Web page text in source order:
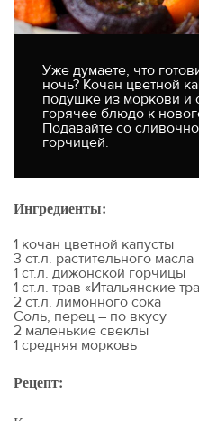
Уже думаете, что
ночь? Кочан цветной
подушке из моркови и
горячее блюдо к
Подавайте со
горчицей.
Ингредиенты:
1 кочан цветной капусты
3 ст.л. растительного масла
1 ст.л. дижонской горчицы
1 ст.л. трав «Итальянские
2 ст.л. лимонного сока
Соль, перец – по вкусу
2 маленькие свеклы
1 средняя морковь
Рецепт: